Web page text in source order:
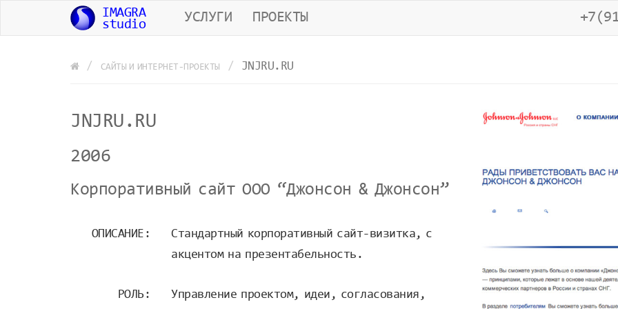
IMAGRA
studio
УСЛУГИ ПРОЕКТЫ
CАЙТЫ И ИНТЕРНЕТ-ПРОЕКТЫ JNJRU.RU
JNJRU.RU
2006
Корпоративный сайт ООО “Джонсон & Джонсон”
ОПИСАНИЕ:
Стандартный корпоративный сайт-визитка, с
акцентом на презентабельность.
РОЛЬ: Управление проектом, идеи, согласования,